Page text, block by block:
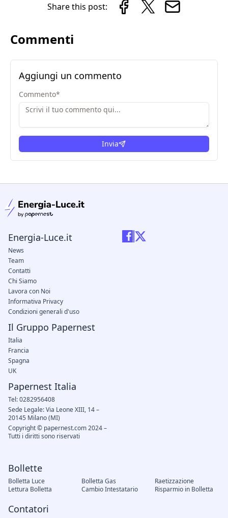
Share this post:
Commenti
Aggiungi un commento
Commento*
Invia
Bollette
Bolletta Luce Bolletta Gas
Raetizzazione
Lettura Bolletta
Cambio Intestatario Risparmio in Bolletta
Contatori
Energia-Luce.it
News
Team
Contatti
Chi Siamo
Lavora con Noi
Informativa Privacy
Condizioni generali d'uso
Il Gruppo Papernest
Italia
Francia
Spagna
UK
Papernest Italia
Tel: 0282956408
Sede Legale: Via Leone XIII, 14 –
20145 Milano (MI)
Copyright © papernest.com 2024 –
Tutti i diritti sono riservati